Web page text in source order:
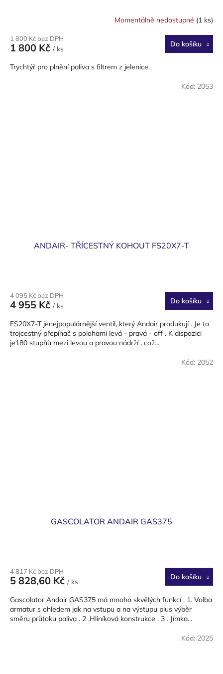
Momentálně nedostupné (1 ks)
1 800 Kč bez DPH
1 800 Kč / ks
Do košíku
Trychtýř pro plnění paliva s filtrem z jelenice.
ANDAIR- TŘÍCESTNÝ KOHOUT FS20X7-T
4 095 Kč bez DPH
4 955 Kč / ks
Do košíku
FS20X7-T jenejpopulárnější ventil, který Andair produkují . Je to
trojcestný přepínač s polohami levá - pravá - off . K dispozici
je180 stupňů mezi levou a pravou nádrží , což...
Kód: 2053
GASCOLATOR ANDAIR GAS375
4 817 Kč bez DPH
5 828,60 Kč / ks
Do košíku
Gascolator Andair GAS375 má mnoho skvělých funkcí . 1. Volba
armatur s ohledem jak na vstupu a na výstupu plus výběr
směru průtoku paliva . 2 .Hliníková konstrukce . 3 . Jímka...
Kód: 2052
Kód: 2025